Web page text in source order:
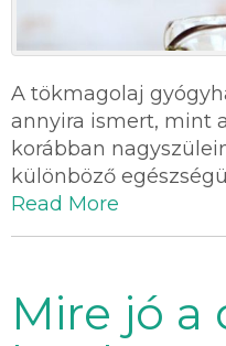
A tökmagolaj
annyira ismert, mint
korábban
különböző
Read More
Mire jó a